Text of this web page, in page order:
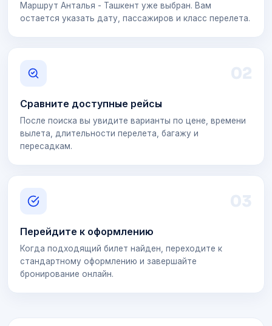
Маршрут Анталья - Ташкент уже выбран. Вам
остается указать дату, пассажиров и класс перелета.
02
Сравните доступные рейсы
После поиска вы увидите варианты по цене, времени
вылета, длительности перелета, багажу и
пересадкам.
03
Перейдите к оформлению
Когда подходящий билет найден, переходите к
стандартному оформлению и завершайте
бронирование онлайн.